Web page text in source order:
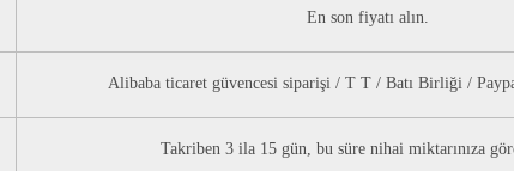
En son fiyatı alın.
Alibaba ticaret güvencesi siparişi / T T / Batı Birliği /
Takriben 3 ila 15 gün, bu süre nihai miktarınıza